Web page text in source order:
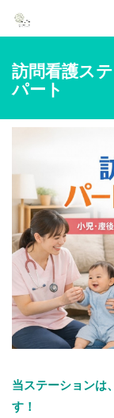
訪問看護ス
パート
当ステーションは
す！